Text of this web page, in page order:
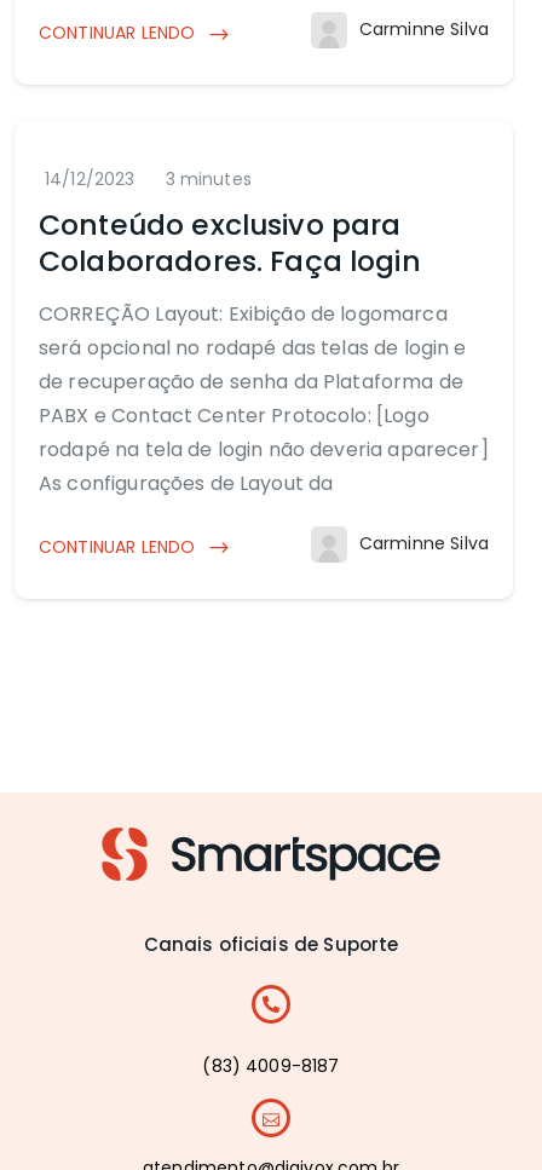
CONTINUAR LENDO Carminne Silva
14/12/2023 3 minutes
Conteúdo exclusivo para
Colaboradores. Faça login
CORREÇÃO Layout: Exibição de logomarca
será opcional no rodapé das telas de login e
de recuperação de senha da Plataforma de
PABX e Contact Center Protocolo: [Logo
rodapé na tela de login não deveria aparecer]
As configurações de Layout da
CONTINUAR LENDO Carminne Silva
Canais oficiais de Suporte
(83) 4009-8187